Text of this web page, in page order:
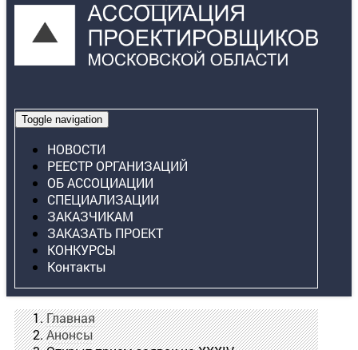
Toggle navigation
НОВОСТИ
РЕЕСТР ОРГАНИЗАЦИЙ
ОБ АССОЦИАЦИИ
СПЕЦИАЛИЗАЦИИ
ЗАКАЗЧИКАМ
ЗАКАЗАТЬ ПРОЕКТ
КОНКУРСЫ
Контакты
Главная
Анонсы